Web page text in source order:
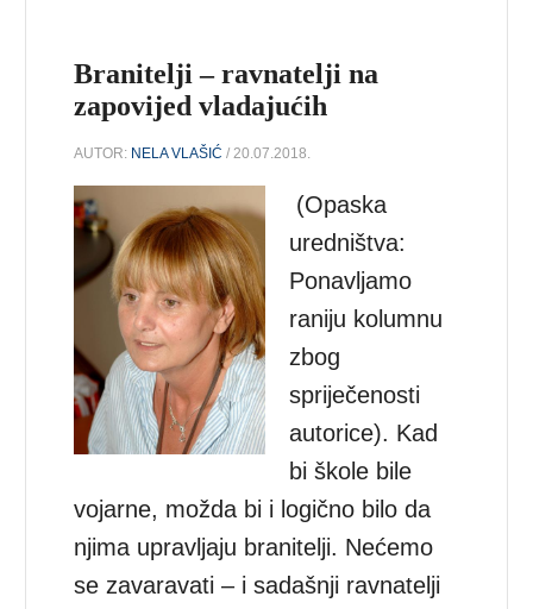
Branitelji – ravnatelji na
zapovijed vladajućih
AUTOR: NELA VLAŠIĆ / 20.07.2018.
(Opaska
uredništva:
Ponavljamo
raniju kolumnu
zbog
spriječenosti
autorice). Kad
bi škole bile
vojarne, možda bi i logično bilo da
njima upravljaju branitelji. Nećemo
se zavaravati – i sadašnji ravnatelji